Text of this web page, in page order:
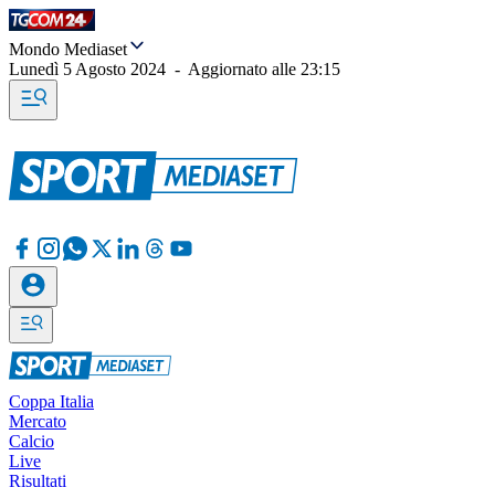
Mondo Mediaset
Lunedì 5 Agosto 2024 - Aggiornato alle 23:15
Coppa Italia
Mercato
Calcio
Live
Risultati